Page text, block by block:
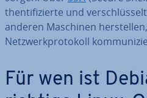
then­ti­fi­zier­te und
anderen Maschinen
Netz­werk­pro­to­koll
Für wen ist